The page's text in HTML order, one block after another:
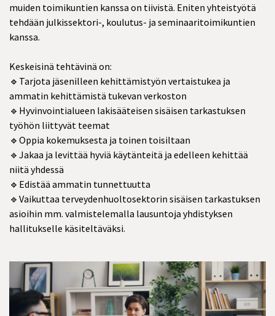
muiden toimikuntien kanssa on tiivistä. Eniten yhteistyötä
tehdään julkissektori-, koulutus- ja seminaaritoimikuntien
kanssa.
Keskeisinä tehtävinä on:
🔹Tarjota jäsenilleen kehittämistyön vertaistukea ja
ammatin kehittämistä tukevan verkoston
🔹Hyvinvointialueen lakisääteisen sisäisen tarkastuksen
työhön liittyvät teemat
🔹Oppia kokemuksesta ja toinen toisiltaan
🔹Jakaa ja levittää hyviä käytänteitä ja edelleen kehittää
niitä yhdessä
🔹Edistää ammatin tunnettuutta
🔹Vaikuttaa terveydenhuoltosektorin sisäisen tarkastuksen
asioihin mm. valmistelemalla lausuntoja yhdistyksen
hallitukselle käsiteltäväksi.